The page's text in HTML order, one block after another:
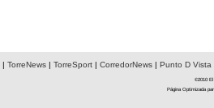
| TorreNews| TorreSport| CorredorNews| Punto D Vista
©2010 El
Página Optimizada